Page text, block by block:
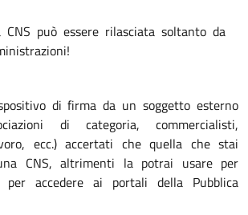
CNS può essere rilasciata soltanto da
di firma da un soggetto esterno
di categoria, commercialisti,
ecc.) accertati che quella che stai
CNS, altrimenti la potrai usare per
accedere ai portali della Pubblica